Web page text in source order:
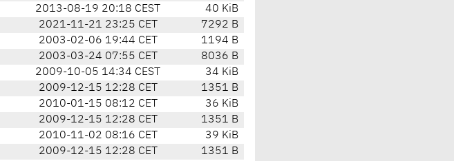
2013-08-19 20:18 CEST
40 KiB
2021-11-21 23:25 CET
7292 B
2003-02-06 19:44 CET
1194 B
2003-03-24 07:55 CET
8036 B
2009-10-05 14:34 CEST
34 KiB
2009-12-15 12:28 CET
1351 B
2010-01-15 08:12 CET
36 KiB
2009-12-15 12:28 CET
1351 B
2010-11-02 08:16 CET
39 KiB
2009-12-15 12:28 CET
1351 B